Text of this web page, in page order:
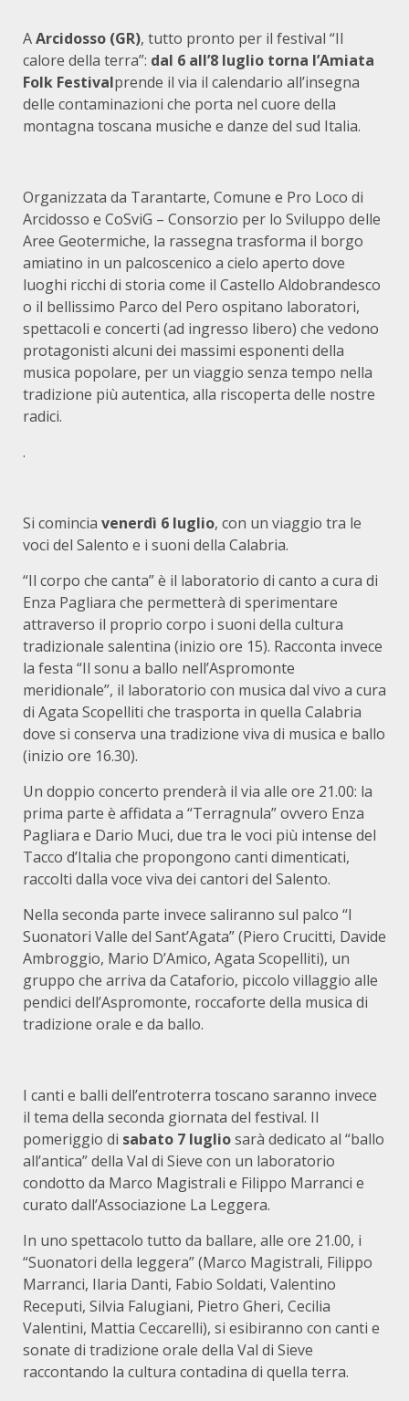
AArcidosso (GR), tutto pronto per il festival “Il
calore della terra”: dal 6 all’8 luglio torna l’Amiata
Folk Festivalprende il via il calendario all’insegna
delle contaminazioni che porta nel cuore della
montagna toscana musiche e danze del sud Italia.
Organizzata da Tarantarte, Comune e Pro Loco di
Arcidosso e CoSviG – Consorzio per lo Sviluppo delle
Aree Geotermiche, la rassegna trasforma il borgo
amiatino in un palcoscenico a cielo aperto dove
luoghi ricchi di storia come il Castello Aldobrandesco
o il bellissimo Parco del Pero ospitano laboratori,
spettacoli e concerti (ad ingresso libero) che vedono
protagonisti alcuni dei massimi esponenti della
musica popolare, per un viaggio senza tempo nella
tradizione più autentica, alla riscoperta delle nostre
radici.
.
Si comincia venerdì 6 luglio, con un viaggio tra le
voci del Salento e i suoni della Calabria.
“Il corpo che canta” è il laboratorio di canto a cura di
Enza Pagliara che permetterà di sperimentare
attraverso il proprio corpo i suoni della cultura
tradizionale salentina (inizio ore 15). Racconta invece
la festa “Il sonu a ballo nell’Aspromonte
meridionale”, il laboratorio con musica dal vivo a cura
di Agata Scopelliti che trasporta in quella Calabria
dove si conserva una tradizione viva di musica e ballo
(inizio ore 16.30).
Un doppio concerto prenderà il via alle ore 21.00: la
prima parte è affidata a “Terragnula” ovvero Enza
Pagliara e Dario Muci, due tra le voci più intense del
Tacco d’Italia che propongono canti dimenticati,
raccolti dalla voce viva dei cantori del Salento.
Nella seconda parte invece saliranno sul palco “I
Suonatori Valle del Sant’Agata” (Piero Crucitti, Davide
Ambroggio, Mario D’Amico, Agata Scopelliti), un
gruppo che arriva da Cataforio, piccolo villaggio alle
pendici dell’Aspromonte, roccaforte della musica di
tradizione orale e da ballo.
I canti e balli dell’entroterra toscano saranno invece
il tema della seconda giornata del festival. Il
pomeriggio di sabato 7 lugliosarà dedicato al “ballo
all’antica” della Val di Sieve con un laboratorio
condotto da Marco Magistrali e Filippo Marranci e
curato dall’Associazione La Leggera.
In uno spettacolo tutto da ballare, alle ore 21.00, i
“Suonatori della leggera” (Marco Magistrali, Filippo
Marranci, Ilaria Danti, Fabio Soldati, Valentino
Receputi, Silvia Falugiani, Pietro Gheri, Cecilia
Valentini, Mattia Ceccarelli), si esibiranno con canti e
sonate di tradizione orale della Val di Sieve
raccontando la cultura contadina di quella terra.